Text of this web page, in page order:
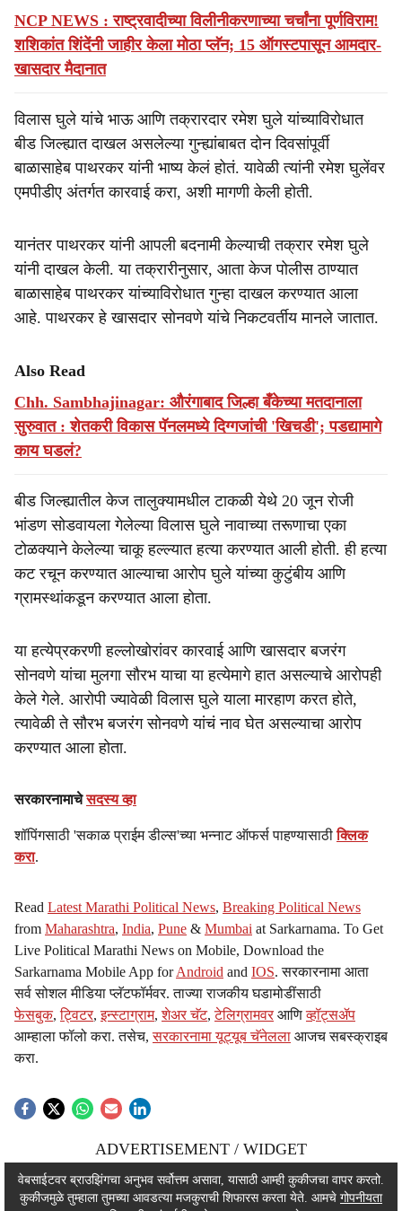
NCP NEWS : राष्ट्रवादीच्या विलीनीकरणाच्या चर्चांना पूर्णविराम!
शशिकांत शिंदेंनी जाहीर केला मोठा प्लॅन; 15 ऑगस्टपासून आमदार-
खासदार मैदानात
विलास घुले यांचे भाऊ आणि तक्रारदार रमेश घुले यांच्याविरोधात
बीड जिल्ह्यात दाखल असलेल्या गुन्ह्यांबाबत दोन दिवसांपूर्वी
बाळासाहेब पाथरकर यांनी भाष्य केलं होतं. यावेळी त्यांनी रमेश घुलेंवर
एमपीडीए अंतर्गत कारवाई करा, अशी मागणी केली होती.
यानंतर पाथरकर यांनी आपली बदनामी केल्याची तक्रार रमेश घुले
यांनी दाखल केली. या तक्रारीनुसार, आता केज पोलीस ठाण्यात
बाळासाहेब पाथरकर यांच्याविरोधात गुन्हा दाखल करण्यात आला
आहे. पाथरकर हे खासदार सोनवणे यांचे निकटवर्तीय मानले जातात.
Also Read
Chh. Sambhajinagar: औरंगाबाद जिल्हा बँकेच्या मतदानाला
सुरुवात : शेतकरी विकास पॅनलमध्ये दिग्गजांची 'खिचडी'; पडद्यामागे
काय घडलं?
बीड जिल्ह्यातील केज तालुक्यामधील टाकळी येथे 20 जून रोजी
भांडण सोडवायला गेलेल्या विलास घुले नावाच्या तरूणाचा एका
टोळक्याने केलेल्या चाकू हल्ल्यात हत्या करण्यात आली होती. ही हत्या
कट रचून करण्यात आल्याचा आरोप घुले यांच्या कुटुंबीय आणि
ग्रामस्थांकडून करण्यात आला होता.
या हत्येप्रकरणी हल्लोखोरांवर कारवाई आणि खासदार बजरंग
सोनवणे यांचा मुलगा सौरभ याचा या हत्येमागे हात असल्याचे आरोपही
केले गेले. आरोपी ज्यावेळी विलास घुले याला मारहाण करत होते,
त्यावेळी ते सौरभ बजरंग सोनवणे यांचं नाव घेत असल्याचा आरोप
करण्यात आला होता.
सरकारनामाचेसदस्य व्हा
शॉपिंगसाठी 'सकाळ प्राईम डील्स'च्या भन्नाट ऑफर्स पाहण्यासाठीक्लिक
करा.
Read Latest Marathi Political News, Breaking Political News
from Maharashtra, India, Pune & Mumbai at Sarkarnama. To Get
Live Political Marathi News on Mobile, Download the
Sarkarnama Mobile App forAndroid and IOS. सरकारनामा आता
सर्व सोशल मीडिया प्लॅटफॉर्मवर. ताज्या राजकीय घडामोडींसाठी
फेसबुक,ट्विटर,इन्स्टाग्राम,शेअर चॅट,टेलिग्रामवर आणिव्हॉट्सॲप
आम्हाला फॉलो करा. तसेच,सरकारनामा यूट्यूब चॅनेलला आजच सबस्क्राइब
करा.
ADVERTISEMENT / WIDGET
ADVERTISEMENT / WIDGET
वेबसाईटवर ब्राउझिंगचा अनुभव सर्वोत्तम असावा, यासाठी आम्ही कुकीजचा वापर करतो.
कुकीजमुळे तुम्हाला तुमच्या आवडत्या मजकुराची शिफारस करता येते. आमचे गोपनीयता